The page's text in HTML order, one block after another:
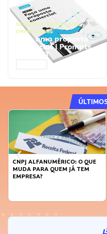
NEGÓCIOS, PROCESSOS
EMPRESARIAIS
Faça uma proposta
comercial | Prompts
ChatGPT
CNPJ ALFANUMÉRICO: O QUE
MUDA PARA QUEM JÁ TEM
EMPRESA?